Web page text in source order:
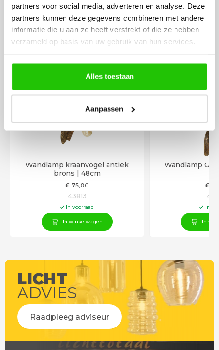
partners voor social media, adverteren en analyse. Deze
partners kunnen deze gegevens combineren met andere
informatie die u aan ze heeft verstrekt of die ze hebben
verzameld op basis van uw gebruik van hun services.
Alles toestaan
Aanpassen
MEER PRODUCTEN
UIT DE SERIE ANIMALS
Wandlamp kraanvogel antiek
brons | 48cm
€ 75,00
43813
In voorraad
In winkelwagen
Wandlamp
€
In
In
LICHT
ADVIES
Raadpleeg adviseur